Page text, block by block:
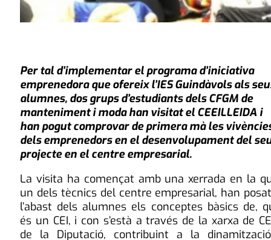
Per tal d’implementar el programa d’iniciativa
emprenedora que ofereix l’IES Guindàvols als
alumnes, dos grups d’estudiants dels CFGM de
manteniment i moda han visitat el CEEILLEIDA i
han pogut comprovar de primera mà les
dels emprenedors en el desenvolupament del
projecte en el centre empresarial.
La visita ha començat amb una xerrada en la
un dels tècnics del centre empresarial, han
l’abast dels alumnes els conceptes bàsics de,
és un CEI, i con s’està a través de la xarxa de
de la Diputació, contribuint a la